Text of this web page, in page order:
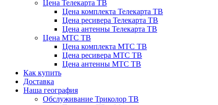
Цена Телекарта ТВ
Цена комплекта Телекарта ТВ
Цена ресивера Телекарта ТВ
Цена антенны Телекарта ТВ
Цена МТС ТВ
Цена комплекта МТС ТВ
Цена ресивера МТС ТВ
Цена антенны МТС ТВ
Как купить
Доставка
Наша география
Обслуживание Триколор ТВ